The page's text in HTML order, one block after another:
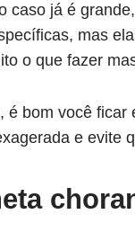
caso já é
mas
o que fazer
é bom você ficar
e evite